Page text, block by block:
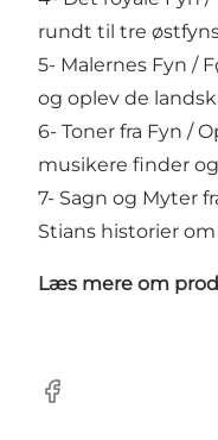
rundt til tre
5- Malernes Fyn /
og oplev de
6- Toner fra Fyn /
musikere finder
7- Sagn og Myter
Stians historier
Læs mere om
Facebook